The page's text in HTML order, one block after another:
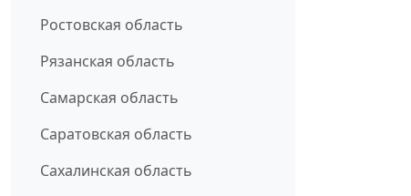
Ростовская область
Рязанская область
Самарская область
Саратовская область
Сахалинская область